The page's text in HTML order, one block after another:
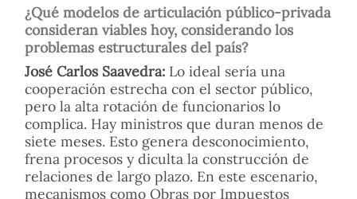
¿Qué modelos de articulación público-privada
consideran viables hoy, considerando los
problemas estructurales del país?
José Carlos Saavedra: Lo ideal sería una
cooperación estrecha con el sector público,
pero la alta rotación de funcionarios lo
complica. Hay ministros que duran menos de
siete meses. Esto genera desconocimiento,
frena procesos y diculta la construcción de
relaciones de largo plazo. En este escenario,
mecanismos como Obras por Impuestos